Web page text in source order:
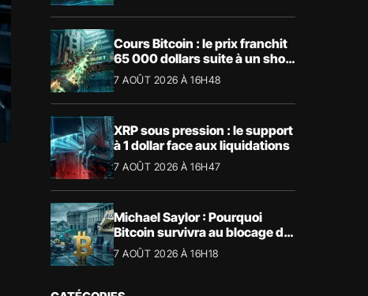
Cours Bitcoin : le prix franchit
65 000 dollars suite à un short
squeeze massif
7 AOÛT 2026 À 16H48
XRP sous pression : le support
à 1 dollar face aux liquidations
7 AOÛT 2026 À 16H47
Michael Saylor : Pourquoi
Bitcoin survivra au blocage du
CLARITY Act
7 AOÛT 2026 À 16H18